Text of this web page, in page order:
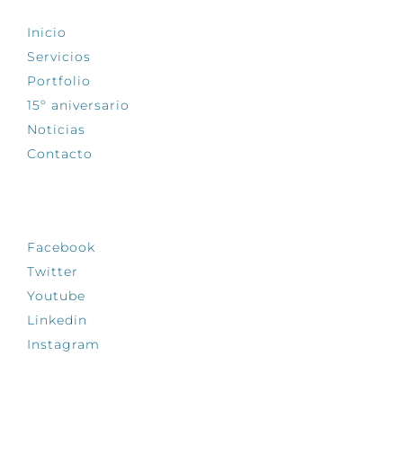
Inicio
Servicios
Portfolio
15º aniversario
Noticias
Contacto
Facebook
Twitter
Youtube
Linkedin
Instagram